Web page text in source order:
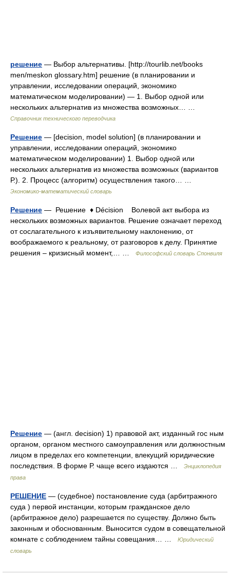
решение — Выбор альтернативы. [http://tourlib.net/books
men/meskon glossary.htm] решение (в планировании и
управлении, исследовании операций, экономико
математическом моделировании) — 1. Выбор одной или
нескольких альтернатив из множества возможных… …
Справочник технического переводчика
Решение — [decision, model solution] (в планировании и
управлении, исследовании операций, экономико
математическом моделировании) 1. Выбор одной или
нескольких альтернатив из множества возможных (вариантов
Р.). 2. Процесс (алгоритм) осуществления такого… …
Экономико-математический словарь
Решение — Решение ♦ Décision Волевой акт выбора из
нескольких возможных вариантов. Решение означает переход
от сослагательного к изъявительному наклонению, от
воображаемого к реальному, от разговоров к делу. Принятие
решения – кризисный момент,… …
Философский словарь Спонвиля
Решение — (англ. decision) 1) правовой акт, изданный гос ным
органом, органом местного самоуправления или должностным
лицом в пределах его компетенции, влекущий юридические
последствия. В форме Р. чаще всего издаются …
Энциклопедия
права
РЕШЕНИЕ — (судебное) постановление суда (арбитражного
суда ) первой инстанции, которым гражданское дело
(арбитражное дело) разрешается по существу. Должно быть
законным и обоснованным. Выносится судом в совещательной
комнате с соблюдением тайны совещания… …
Юридический
словарь